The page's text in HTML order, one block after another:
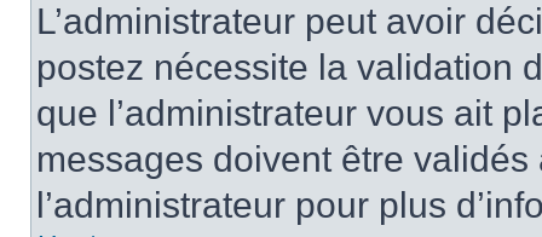
L’administrateur peut avoir
postez nécessite la validation
que l’administrateur vous ait
messages doivent être validés
l’administrateur pour plus